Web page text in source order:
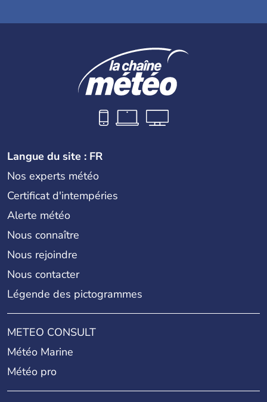
Langue du site : FR
Nos experts météo
Certificat d'intempéries
Alerte météo
Nous connaître
Nous rejoindre
Nous contacter
Légende des pictogrammes
METEO CONSULT
Météo Marine
Météo pro